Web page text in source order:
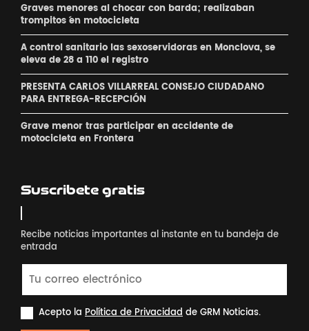
Graves menores al chocar con barda; realizaban
´trompitos ´en motocicleta
A control sanitario las sexoservidoras en Monclova, se
eleva de 28 a 110 el registro
PRESENTA CARLOS VILLARREAL CONSEJO CIUDADANO
PARA ENTREGA-RECEPCIÓN
Grave menor tras participar en accidente de
motocicleta en Frontera
Suscribete gratis
Recibe noticias importantes al instante en tu bandeja de
entrada
Acepto la Política de Privacidadde GRM Noticias.